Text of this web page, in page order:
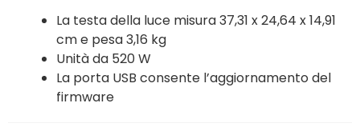
La testa della luce misura 37,31 x 24,64 x 14,91
cm e pesa 3,16 kg
Unità da 520 W
La porta USB consente l’aggiornamento del
firmware